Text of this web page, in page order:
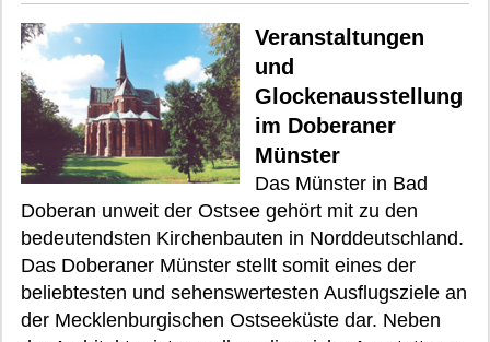
Veranstaltungen
und
Glockenausstellung
im Doberaner
Münster
Das Münster in Bad
Doberan unweit der Ostsee gehört mit zu den
bedeutendsten Kirchenbauten in Norddeutschland.
Das Doberaner Münster stellt somit eines der
beliebtesten und sehenswertesten Ausflugsziele an
der Mecklenburgischen Ostseeküste dar. Neben